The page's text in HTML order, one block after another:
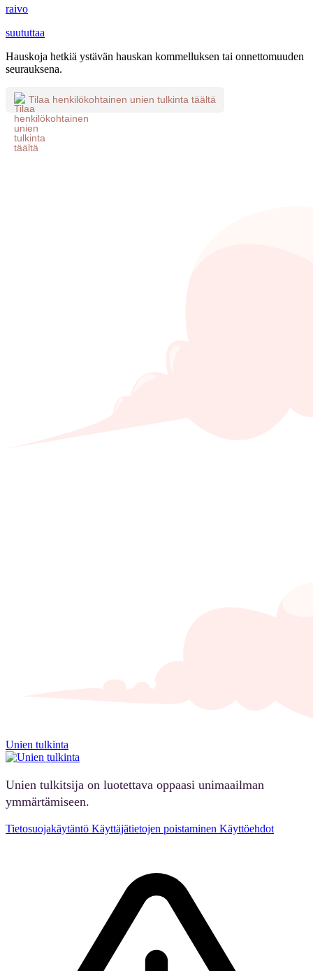
raivo
suututtaa
Hauskoja hetkiä ystävän hauskan kommelluksen tai onnettomuuden
seurauksena.
Tilaa henkilökohtainen unien tulkinta täältä
Unien tulkinta
Unien tulkitsija on luotettava oppaasi unimaailman
ymmärtämiseen.
Tietosuojakäytäntö Käyttäjätietojen poistaminen Käyttöehdot